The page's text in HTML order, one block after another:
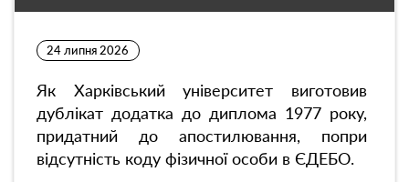
24 липня 2026
Як Харківський університет виготовив
дублікат додатка до диплома 1977 року,
придатний до апостилювання, попри
відсутність коду фізичної особи в ЄДЕБО.